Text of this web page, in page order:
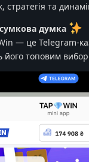
стратегія та
думка
— це Telegram-
його топовим